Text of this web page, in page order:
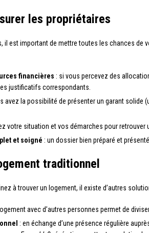
les propriétaires
il est important de mettre toutes les chances de
financières : si vous percevez des
justificatifs correspondants.
avez la possibilité de présenter un garant solide
votre situation et vos démarches pour
et soigné : un dossier bien préparé et
traditionnel
à trouver un logement, il existe d’autres
avec d’autres personnes permet de
: en échange d’une présence régulière